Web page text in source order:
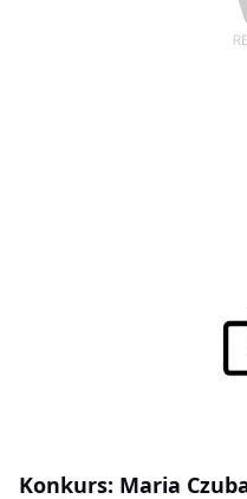
Konkurs: Maria